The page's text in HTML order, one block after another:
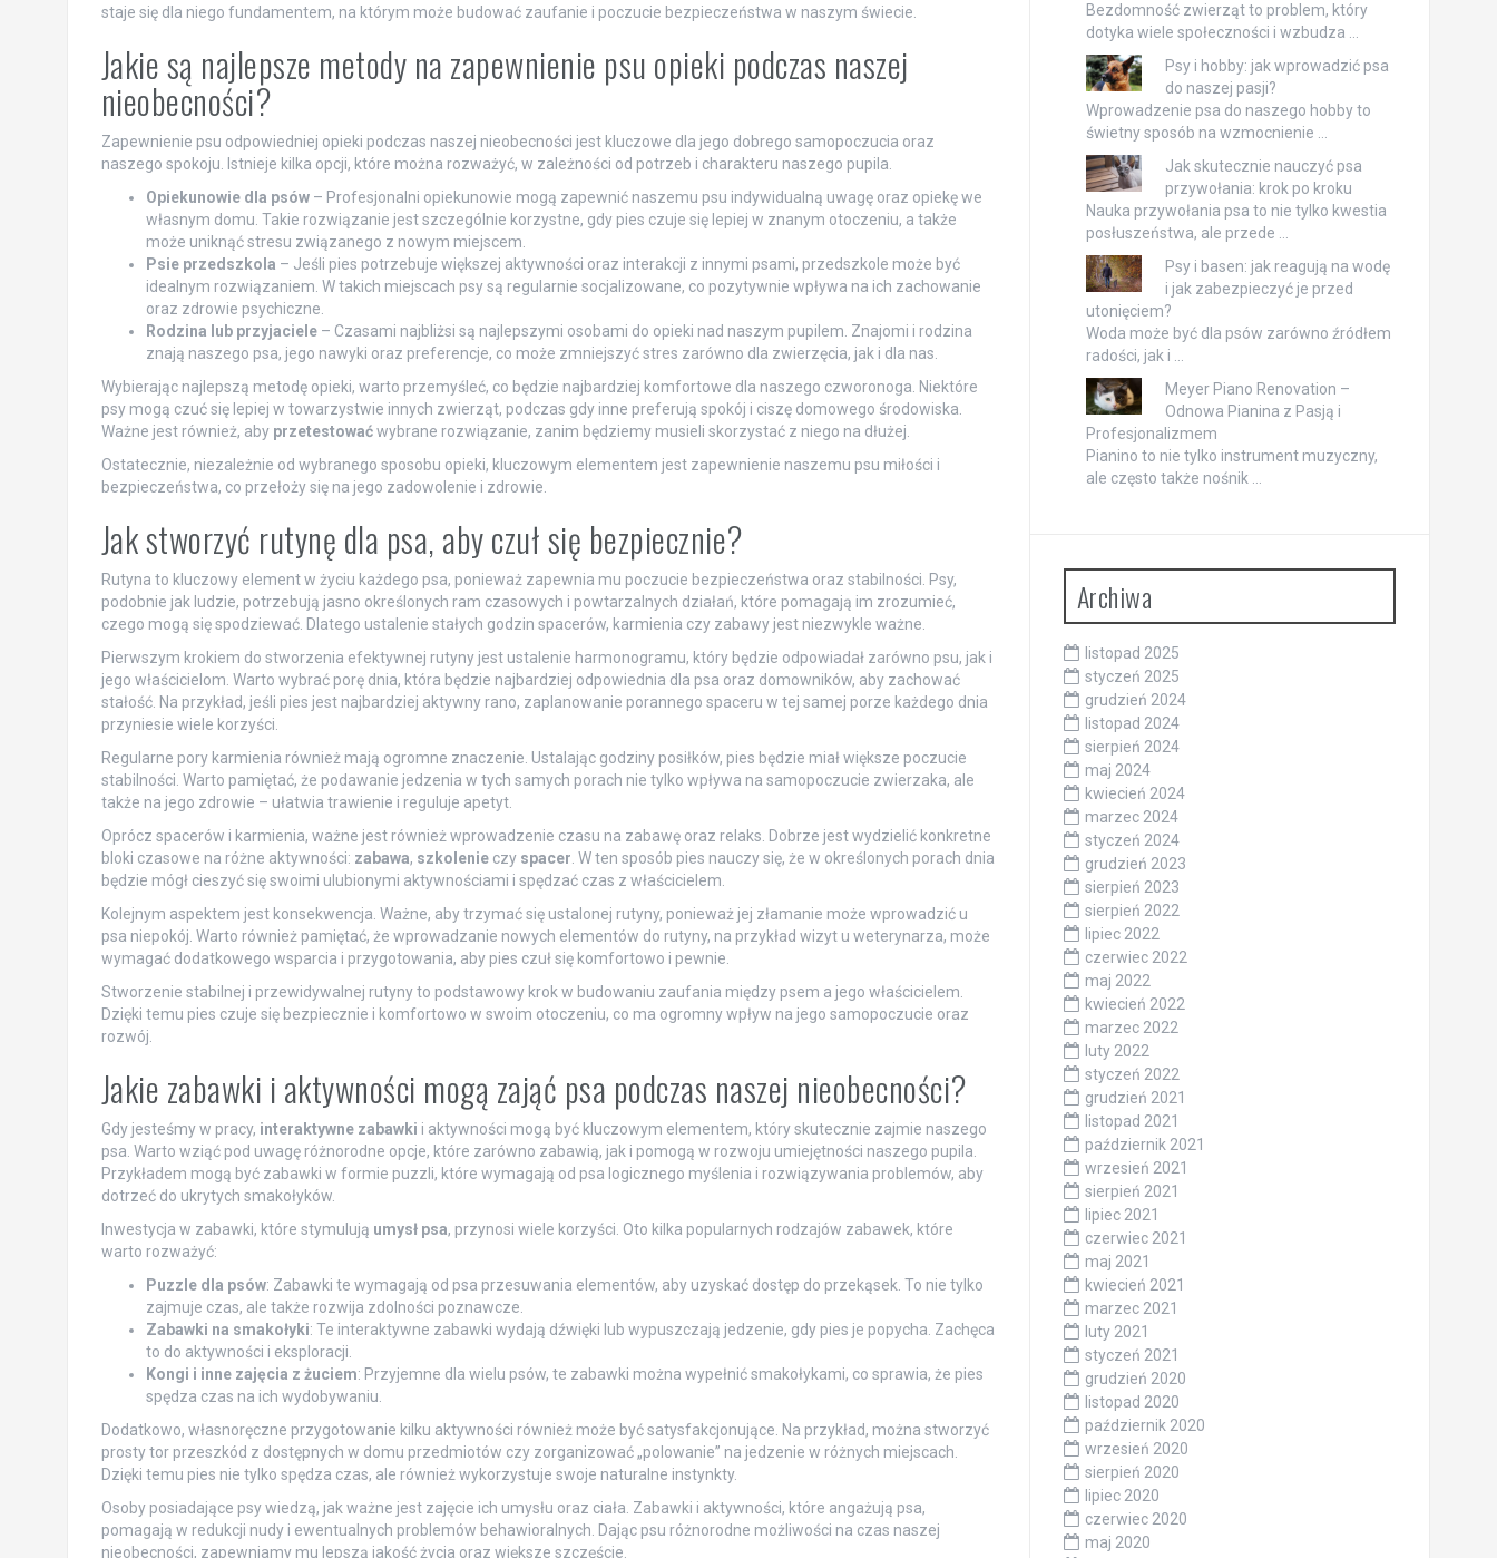
staje się dla niego fundamentem, na którym może budować zaufanie i poczucie bezpieczeństwa w naszym świecie.
Jakie są najlepsze metody na zapewnienie psu opieki podczas naszej
nieobecności?
Zapewnienie psu odpowiedniej opieki podczas naszej nieobecności jest kluczowe dla jego dobrego samopoczucia oraz
naszego spokoju. Istnieje kilka opcji, które można rozważyć, w zależności od potrzeb i charakteru naszego pupila.
Opiekunowie dla psów– Profesjonalni opiekunowie mogą zapewnić naszemu psu indywidualną uwagę oraz opiekę we
własnym domu. Takie rozwiązanie jest szczególnie korzystne, gdy pies czuje się lepiej w znanym otoczeniu, a także
może uniknąć stresu związanego z nowym miejscem.
Psie przedszkola – Jeśli pies potrzebuje większej aktywności oraz interakcji z innymi psami, przedszkole może być
idealnym rozwiązaniem. W takich miejscach psy są regularnie socjalizowane, co pozytywnie wpływa na ich zachowanie
oraz zdrowie psychiczne.
Rodzina lub przyjaciele– Czasami najbliżsi są najlepszymi osobami do opieki nad naszym pupilem. Znajomi i rodzina
znają naszego psa, jego nawyki oraz preferencje, co może zmniejszyć stres zarówno dla zwierzęcia, jak i dla nas.
Wybierając najlepszą metodę opieki, warto przemyśleć, co będzie najbardziej komfortowe dla naszego czworonoga. Niektóre
psy mogą czuć się lepiej w towarzystwie innych zwierząt, podczas gdy inne preferują spokój i ciszę domowego środowiska.
Ważne jest również, aby przetestowaćwybrane rozwiązanie, zanim będziemy musieli skorzystać z niego na dłużej.
Ostatecznie, niezależnie od wybranego sposobu opieki, kluczowym elementem jest zapewnienie naszemu psu miłości i
bezpieczeństwa, co przełoży się na jego zadowolenie i zdrowie.
Jak stworzyć rutynę dla psa, aby czuł się bezpiecznie?
Rutyna to kluczowy element w życiu każdego psa, ponieważ zapewnia mu poczucie bezpieczeństwa oraz stabilności. Psy,
podobnie jak ludzie, potrzebują jasno określonych ram czasowych i powtarzalnych działań, które pomagają im zrozumieć,
czego mogą się spodziewać. Dlatego ustalenie stałych godzin spacerów, karmienia czy zabawy jest niezwykle ważne.
Pierwszym krokiem do stworzenia efektywnej rutyny jest ustalenie harmonogramu, który będzie odpowiadał zarówno psu, jak i
jego właścicielom. Warto wybrać porę dnia, która będzie najbardziej odpowiednia dla psa oraz domowników, aby zachować
stałość. Na przykład, jeśli pies jest najbardziej aktywny rano, zaplanowanie porannego spaceru w tej samej porze każdego dnia
przyniesie wiele korzyści.
Regularne pory karmienia również mają ogromne znaczenie. Ustalając godziny posiłków, pies będzie miał większe poczucie
stabilności. Warto pamiętać, że podawanie jedzenia w tych samych porach nie tylko wpływa na samopoczucie zwierzaka, ale
także na jego zdrowie – ułatwia trawienie i reguluje apetyt.
Oprócz spacerów i karmienia, ważne jest również wprowadzenie czasu na zabawę oraz relaks. Dobrze jest wydzielić konkretne
bloki czasowe na różne aktywności: zabawa, szkolenieczy spacer . W ten sposób pies nauczy się, że w określonych porach dnia
będzie mógł cieszyć się swoimi ulubionymi aktywnościami i spędzać czas z właścicielem.
Kolejnym aspektem jest konsekwencja. Ważne, aby trzymać się ustalonej rutyny, ponieważ jej złamanie może wprowadzić u
psa niepokój. Warto również pamiętać, że wprowadzanie nowych elementów do rutyny, na przykład wizyt u weterynarza, może
wymagać dodatkowego wsparcia i przygotowania, aby pies czuł się komfortowo i pewnie.
Stworzenie stabilnej i przewidywalnej rutyny to podstawowy krok w budowaniu zaufania między psem a jego właścicielem.
Dzięki temu pies czuje się bezpiecznie i komfortowo w swoim otoczeniu, co ma ogromny wpływ na jego samopoczucie oraz
rozwój.
Jakie zabawki i aktywności mogą zająć psa podczas naszej nieobecności?
Gdy jesteśmy w pracy, interaktywne zabawki i aktywności mogą być kluczowym elementem, który skutecznie zajmie naszego
psa. Warto wziąć pod uwagę różnorodne opcje, które zarówno zabawią, jak i pomogą w rozwoju umiejętności naszego pupila.
Przykładem mogą być zabawki w formie puzzli, które wymagają od psa logicznego myślenia i rozwiązywania problemów, aby
dotrzeć do ukrytych smakołyków.
Inwestycja w zabawki, które stymulują umysł psa, przynosi wiele korzyści. Oto kilka popularnych rodzajów zabawek, które
warto rozważyć:
Puzzle dla psów: Zabawki te wymagają od psa przesuwania elementów, aby uzyskać dostęp do przekąsek. To nie tylko
zajmuje czas, ale także rozwija zdolności poznawcze.
Zabawki na smakołyki: Te interaktywne zabawki wydają dźwięki lub wypuszczają jedzenie, gdy pies je popycha. Zachęca
to do aktywności i eksploracji.
Kongi i inne zajęcia z żuciem: Przyjemne dla wielu psów, te zabawki można wypełnić smakołykami, co sprawia, że pies
spędza czas na ich wydobywaniu.
Dodatkowo, własnoręczne przygotowanie kilku aktywności również może być satysfakcjonujące. Na przykład, można stworzyć
prosty tor przeszkód z dostępnych w domu przedmiotów czy zorganizować „polowanie” na jedzenie w różnych miejscach.
Dzięki temu pies nie tylko spędza czas, ale również wykorzystuje swoje naturalne instynkty.
Osoby posiadające psy wiedzą, jak ważne jest zajęcie ich umysłu oraz ciała. Zabawki i aktywności, które angażują psa,
pomagają w redukcji nudy i ewentualnych problemów behawioralnych. Dając psu różnorodne możliwości na czas naszej
nieobecności, zapewniamy mu lepszą jakość życia oraz większe szczęście.
Bezdomność zwierząt to problem, który
dotyka wiele społeczności i wzbudza …
Psy i hobby: jak wprowadzić psa
do naszej pasji?
Wprowadzenie psa do naszego hobby to
świetny sposób na wzmocnienie …
Jak skutecznie nauczyć psa
przywołania: krok po kroku
Nauka przywołania psa to nie tylko kwestia
posłuszeństwa, ale przede …
Psy i basen: jak reagują na wodę
i jak zabezpieczyć je przed
utonięciem?
Woda może być dla psów zarówno źródłem
radości, jak i …
Meyer Piano Renovation –
Odnowa Pianina z Pasją i
Profesjonalizmem
Pianino to nie tylko instrument muzyczny,
ale często także nośnik …
Archiwa
listopad 2025
styczeń 2025
grudzień 2024
listopad 2024
sierpień 2024
maj 2024
kwiecień 2024
marzec 2024
styczeń 2024
grudzień 2023
sierpień 2023
sierpień 2022
lipiec 2022
czerwiec 2022
maj 2022
kwiecień 2022
marzec 2022
luty 2022
styczeń 2022
grudzień 2021
listopad 2021
październik 2021
wrzesień 2021
sierpień 2021
lipiec 2021
czerwiec 2021
maj 2021
kwiecień 2021
marzec 2021
luty 2021
styczeń 2021
grudzień 2020
listopad 2020
październik 2020
wrzesień 2020
sierpień 2020
lipiec 2020
czerwiec 2020
maj 2020